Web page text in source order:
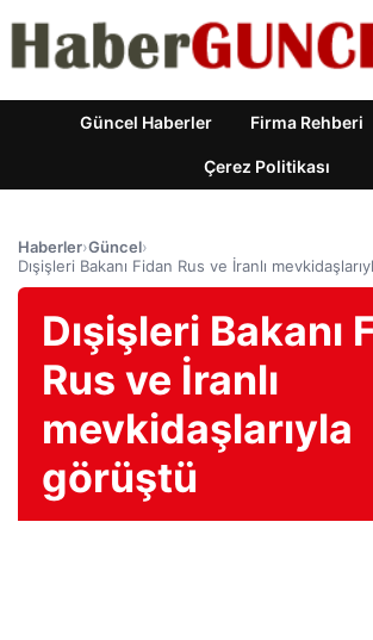
Güncel Haberler Firma Rehberi
Çerez Politikası
Haberler›Güncel›
Dışişleri Bakanı Fidan Rus ve İranlı
Dışişleri Bakanı
Rus ve İranlı
mevkidaşlarıyla
görüştü